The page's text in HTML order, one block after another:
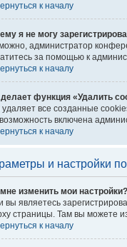
к началу
я не могу
администратор
за помощью к
к началу
функция «Удалить
все созданные
включена
к началу
и настройки
мне изменить мои настройки?
вы являетесь
страницы. Там вы можете
к началу